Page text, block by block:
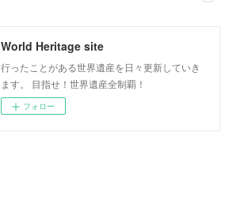
World Heritage site
行ったことがある世界遺産を日々更新していき
ます。 目指せ！世界遺産全制覇！
フォロー